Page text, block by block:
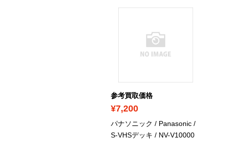
参考買取価格
¥7,200
パナソニック / Panasonic /
S-VHSデッキ / NV-V10000